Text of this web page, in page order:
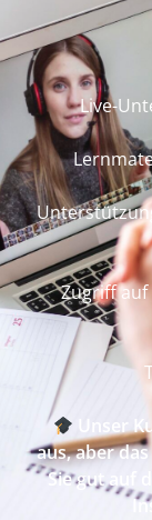
Live-
Zugriff auf
Unser
aus, aber
Sie gut auf